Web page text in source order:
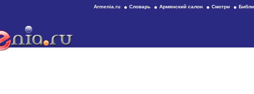
Armenia.ru Словарь Армянский салон Смотри